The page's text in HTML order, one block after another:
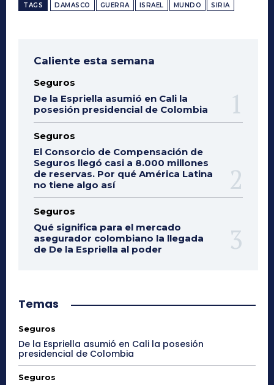
TAGS DAMASCO GUERRA ISRAEL MUNDO SIRIA
Caliente esta semana
Seguros
De la Espriella asumió en Cali la
posesión presidencial de Colombia
Seguros
El Consorcio de Compensación de
Seguros llegó casi a 8.000 millones
de reservas. Por qué América Latina
no tiene algo así
Seguros
Qué significa para el mercado
asegurador colombiano la llegada
de De la Espriella al poder
Temas
Seguros
De la Espriella asumió en Cali la posesión
presidencial de Colombia
Seguros